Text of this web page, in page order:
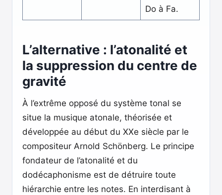
Do à Fa.
L’alternative : l’atonalité et
la suppression du centre de
gravité
À l’extrême opposé du système tonal se
situe la musique atonale, théorisée et
développée au début du XXe siècle par le
compositeur Arnold Schönberg. Le principe
fondateur de l’atonalité et du
dodécaphonisme est de détruire toute
hiérarchie entre les notes. En interdisant à